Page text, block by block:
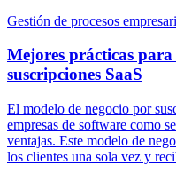
Gestión de procesos
Mejores prácticas para
suscripciones SaaS
El modelo de negocio por
empresas de software como
ventajas. Este modelo de
los clientes una sola vez y